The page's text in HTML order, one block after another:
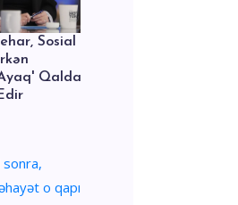
Sosial
Qalda